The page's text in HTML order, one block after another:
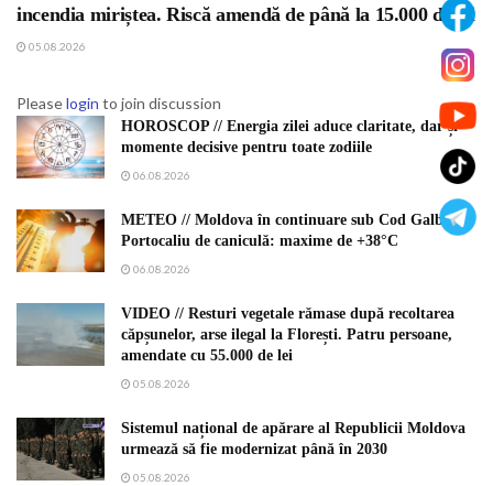
incendia miriștea. Riscă amendă de până la 15.000 de lei
05.08.2026
Pleaselogin to join discussion
HOROSCOP // Energia zilei aduce claritate, dar și
momente decisive pentru toate zodiile
06.08.2026
METEO // Moldova în continuare sub Cod Galben și
Portocaliu de caniculă: maxime de +38°C
06.08.2026
VIDEO // Resturi vegetale rămase după recoltarea
căpșunelor, arse ilegal la Florești. Patru persoane,
amendate cu 55.000 de lei
05.08.2026
Sistemul național de apărare al Republicii Moldova
urmează să fie modernizat până în 2030
05.08.2026